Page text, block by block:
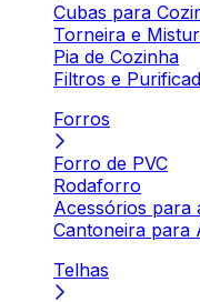
Cubas para
Torneira e
Pia de Cozinha
Filtros e
Forros
Forro de PVC
Rodaforro
Acessórios para
Cantoneira para
Telhas